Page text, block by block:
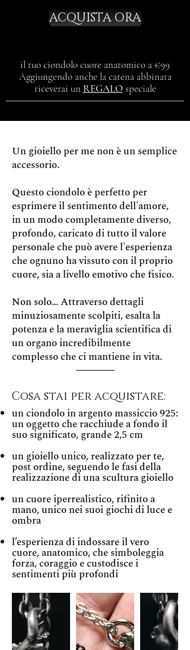
ACQUISTA ORA
il tuo ciondolo cuore anatomico a €99
Aggiungendo anche la catena abbinata
riceverai un REGALOspeciale
Un gioiello per me non è un semplice
accessorio.
Questo ciondolo è perfetto per
esprimere il sentimento dell'amore,
in un modo completamente diverso,
profondo, caricato di tutto il valore
personale che può avere l'esperienza
che ognuno ha vissuto con il proprio
cuore, sia a livello emotivo che fisico.
Non solo… Attraverso dettagli
minuziosamente scolpiti, esalta la
potenza e la meraviglia scientifica di
un organo incredibilmente
complesso che ci mantiene in vita.
Cosa stai per acquistare:
un ciondolo in argento massiccio 925:
un oggetto che racchiude a fondo il
suo significato, grande 2,5 cm
un gioiello unico, realizzato per te,
post ordine, seguendo le fasi della
realizzazione di una scultura gioiello
un cuore iperrealistico, rifinito a
mano, unico nei suoi giochi di luce e
ombra
l’esperienza di indossare il vero
cuore, anatomico, che simboleggia
forza, coraggio e custodisce i
sentimenti più profondi